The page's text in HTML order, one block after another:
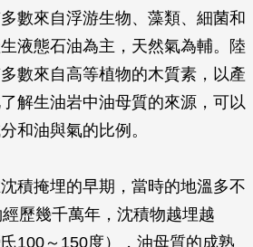
數來自浮游生物、藻類、細菌和
液態石油為主，天然氣為輔。陸
數來自高等植物的木質素，以產
解生油岩中油母質的來源，可以
和油與氣的比例。
積掩埋的早期，當時的地溫多不
歷幾千萬年，沈積物越埋越
100～150度），油母質的成熟